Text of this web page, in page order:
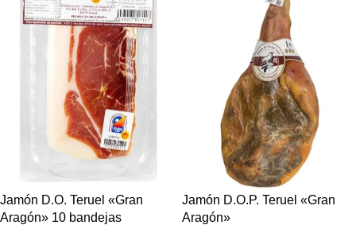
Jamón D.O. Teruel «Gran
Aragón» 10 bandejas
Jamón D.O.P. Teruel «Gran
Aragón»